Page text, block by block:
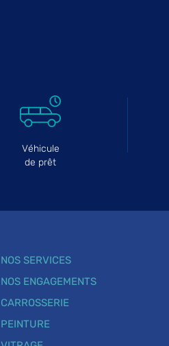
Véhicule
de prêt
NOS SERVICES
NOS ENGAGEMENTS
CARROSSERIE
PEINTURE